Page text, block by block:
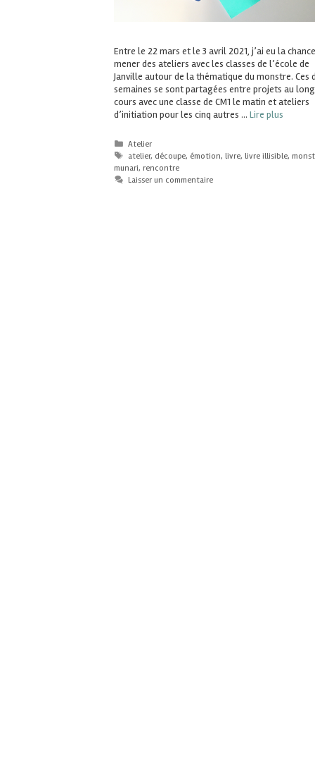
Entre le 22 mars et le 3 avril 2021, j’ai eu la
mener des ateliers avec les classes de l’école de
Janville autour de la thématique du monstre. Ces
semaines se sont partagées entre projets au long
cours avec une classe de CM1 le matin et ateliers
d’initiation pour les cinq autres … Lire plus
Atelier
atelier, découpe, émotion,livre,livre illisible,
munari, rencontre
Laisser un commentaire